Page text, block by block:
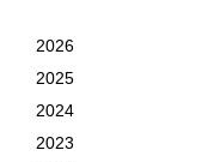
2026
2025
2024
2023